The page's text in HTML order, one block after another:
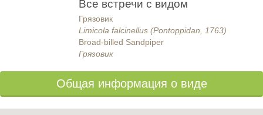
Все встречи с видом
Грязовик
Limicola falcinellus (Pontoppidan, 1763)
Broad-billed Sandpiper
Грязовик
Общая информация о виде